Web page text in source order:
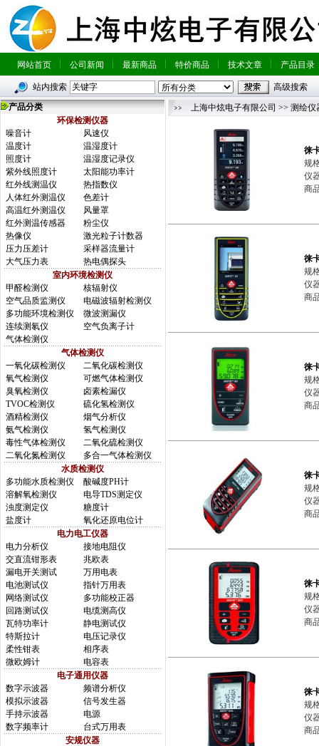
网站首页 公司新闻 最新商品 特价商品 技术文章 产品目录
站内搜索
高级搜索
产品分类
环保检测仪器
噪音计
风速仪
温度计
温湿度计
照度计
温湿度记录仪
紫外线照度计
太阳能功率计
红外线测温仪
热指数仪
人体红外测温仪
色差计
高温红外测温仪
风量罩
红外测温传感器
粉尘仪
热像仪
激光粒子计数器
压力压差计
采样器流量计
大气压力表
热电偶探头
室内环境检测仪
甲醛检测仪
核辐射仪
空气品质监测仪
电磁波辐射检测仪
多功能环境检测仪
微波测漏仪
连续测氡仪
空气负离子计
气体检测仪
气体检测仪
一氧化碳检测仪
二氧化碳检测仪
氧气检测仪
可燃气体检测仪
臭氧检测仪
卤素检漏仪
TVOC检测仪
硫化氢检测仪
酒精检测仪
烟气分析仪
氨气检测仪
氢气检测仪
毒性气体检测仪
二氧化硫检测仪
二氧化氮检测仪
多合一气体检测仪
水质检测仪
多功能水质检测仪
酸碱度PH计
溶解氧检测仪
电导TDS测定仪
浊度测定仪
糖度计
盐度计
氧化还原电位计
电力电工仪器
电力分析仪
接地电阻仪
交直流钳形表
兆欧表
漏电开关测试
万用电表
电池测试仪
指针万用表
网络测试仪
多功能校正器
回路测试仪
电缆测高仪
瓦特功率计
静电测试仪
特斯拉计
电压记录仪
柔性钳表
相序表
微欧姆计
电容表
电子通用仪器
数字示波器
频谱分析仪
模拟示波器
信号发生器
手持示波器
电源
数字频率计
台式万用表
安规仪器
上海中炫电子有限公司 >> 测绘仪
徕
规
仪
商
徕
规
仪
商
徕
规
仪
商
徕
规
仪
商
徕
规
仪
商
徕
规
仪
商